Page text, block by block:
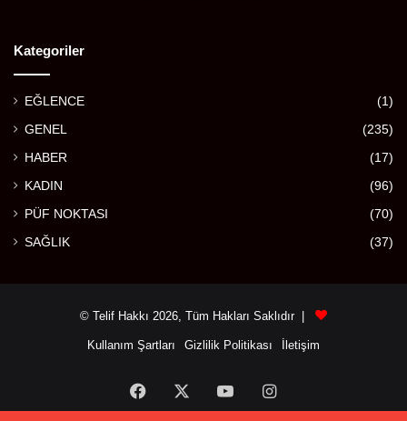
Kategoriler
EĞLENCE (1)
GENEL (235)
HABER (17)
KADIN (96)
PÜF NOKTASI (70)
SAĞLIK (37)
© Telif Hakkı 2026, Tüm Hakları Saklıdır |
Kullanım Şartları Gizlilik Politikası İletişim
Facebook YouTubeInstagram